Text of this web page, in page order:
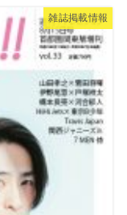
雑誌掲載情報